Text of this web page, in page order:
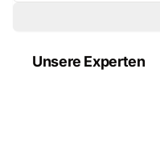
Unsere Experten